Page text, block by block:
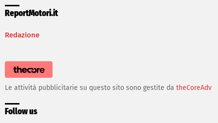
ReportMotori.it
Redazione
Le attività pubblicitarie su questo sito sono gestite da theCoreAdv
Follow us